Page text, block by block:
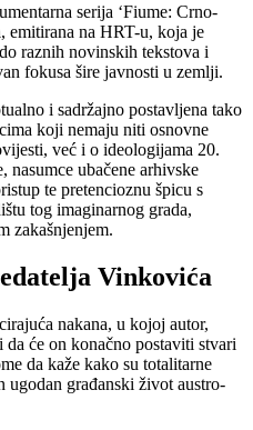
serija ‘Fiume: Crno-
, emitirana na HRT-u, koja je
raznih novinskih tekstova i
fokusa šire javnosti u zemlji.
i sadržajno postavljena tako
koji nemaju niti osnovne
već i o ideologijama 20.
nasumce ubačene arhivske
te pretencioznu špicu s
tog imaginarnog grada,
zakašnjenjem.
Vinkovića
nakana, u kojoj autor,
će on konačno postaviti stvari
da kaže kako su totalitarne
ugodan građanski život austro-